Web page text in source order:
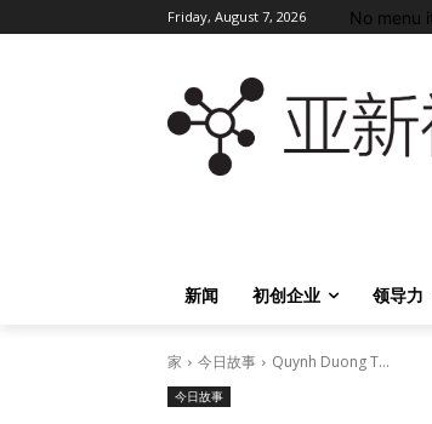
Friday, August 7, 2026 No menu
新闻
初创企业 领导力
家 今日故事 Quynh Duong T...
今日故事